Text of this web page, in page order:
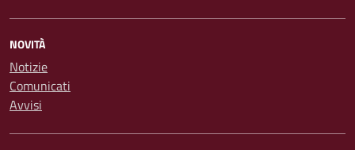
NOVITÀ
Notizie
Comunicati
Avvisi